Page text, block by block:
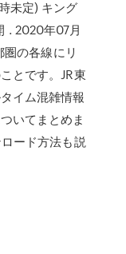
未定) キング
. 2020年07月
の各線にリ
とです。JR東
イム混雑情報
いてまとめま
ード方法も説